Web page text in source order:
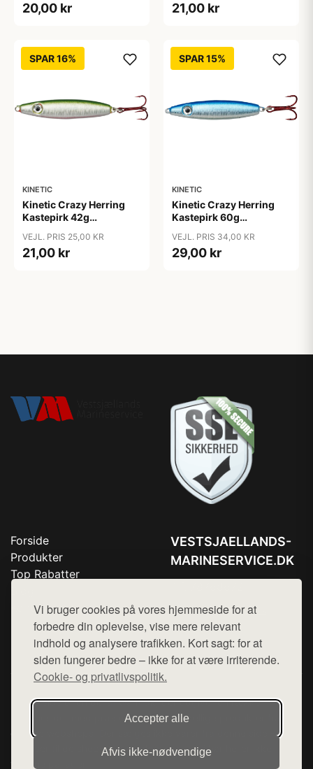
Vi bruger cookies på vores hjemmeside for at
forbedre din oplevelse, vise mere relevant
indhold og analysere trafikken. Kort sagt: for at
siden fungerer bedre – ikke for at være irriterende.
Cookie- og privatlivspolitik.
Accepter alle
Afvis ikke‑nødvendige
20,00 kr 21,00 kr
SPAR 16%
KINETIC
Kinetic Crazy Herring
Kastepirk 42g
VEJL. PRIS 25,00 KR
21,00 kr
SPAR 15%
KINETIC
Kinetic Crazy Herring
Kastepirk 60g
VEJL. PRIS 34,00 KR
29,00 kr
Forside
Produkter
Top Rabatter
Kontakt
VESTSJAELLANDS-
MARINESERVICE.DK
Mail:hej@want.dk
Cookie- og privatlivspolitik
Denne side er en del af want.dk, der udgiver en række
hjemmesider med præsentation af forskellige produkter fra
diverse webshops. Der sælges ikke varer fra denne side - vi
henviser til de shops, som sælger varen. Vi har heller ikke
varerne på lager.